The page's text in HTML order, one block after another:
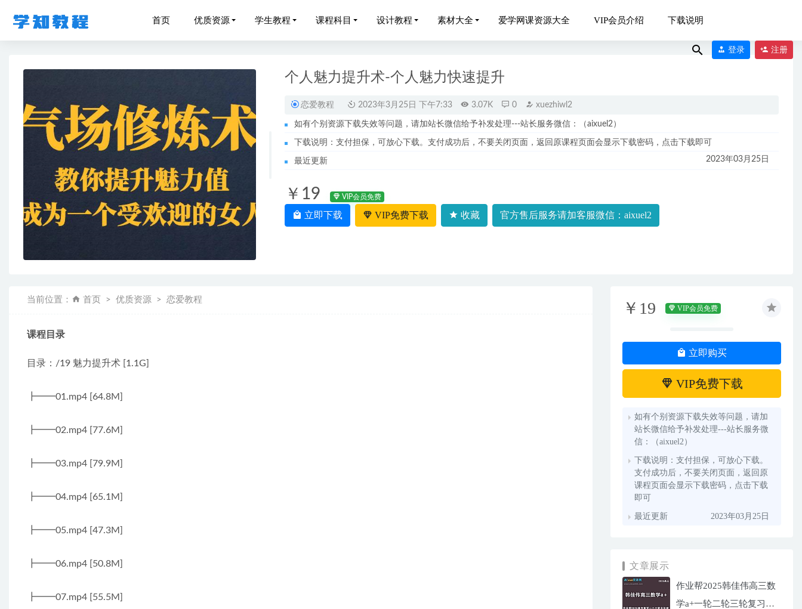
首页 优质资源 学生教程 课程科目 设计教程 素材大全 爱学网课资源大全 VIP会员介绍 下载说明
登录 注册
个人魅力提升术-个人魅力快速提升
恋爱教程 2023年3月25日 下午7:33 3.07K 0 xuezhiwl2
如有个别资源下载失效等问题，请加站长微信给予补发处理---站长服务微信：（aixuel2）
下载说明：支付担保，可放心下载。支付成功后，不要关闭页面，返回原课程页面会显示下载密码，点击下载即可
最近更新 2023年03月25日
￥19 VIP会员免费
立即下载 VIP免费下载 收藏 官方售后服务请加客服微信：aixuel2
当前位置： 首页 优质资源 恋爱教程
课程目录
目录：/19 魅力提升术 [1.1G]
┣━━01.mp4 [64.8M]
┣━━02.mp4 [77.6M]
┣━━03.mp4 [79.9M]
┣━━04.mp4 [65.1M]
┣━━05.mp4 [47.3M]
┣━━06.mp4 [50.8M]
┣━━07.mp4 [55.5M]
￥19 VIP会员免费
立即购买
VIP免费下载
如有个别资源下载失效等问题，请加
站长微信给予补发处理---站长服务微
信：（aixuel2）
下载说明：支付担保，可放心下载。
支付成功后，不要关闭页面，返回原
课程页面会显示下载密码，点击下载
即可
最近更新 2023年03月25日
文章展示
作业帮2025韩佳伟高三数
学a+一轮二轮三轮复习全
高爽·天文学通识30讲【完结】 2023-06-01
高中语文网课2023杨洋高三语文视频教程+讲义学习资料下载（暑假班+秋季班）
11-13
会计考证网课2022注册会计师普通班视频教程+讲义
英语四级考证网课22年6月新东方英语四级直通车教学视频+讲义 2022-11-27
作业帮2023冯琳琳高一化学视频教程+讲义（暑假班+秋季班）